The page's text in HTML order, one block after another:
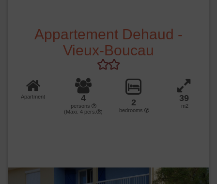
Appartement Dehaud -
Vieux-Boucau
Apartment 4
persons
(Maxi: 4 pers. )
2
bedrooms
39
m2